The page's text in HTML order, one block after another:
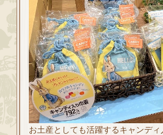
お土産としても活躍するキャンデ